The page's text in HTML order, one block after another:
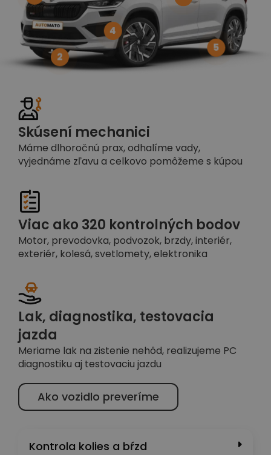
Skúsení mechanici
Máme dlhoročnú prax, odhalíme vady,
vyjednáme zľavu a celkovo pomôžeme s kúpou
Viac ako 320 kontrolných bodov
Motor, prevodovka, podvozok, brzdy, interiér,
exteriér, kolesá, svetlomety, elektronika
Lak, diagnostika, testovacia
jazda
Meriame lak na zistenie nehôd, realizujeme PC
diagnostiku aj testovaciu jazdu
Ako vozidlo preveríme
2
4
5
Kontrola kolies a bŕzd